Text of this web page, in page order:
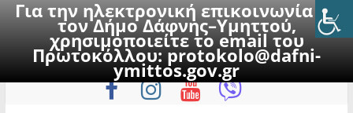
Για την ηλεκτρονική επικοινωνία με
τον Δήμο Δάφνης–Υμηττού,
χρησιμοποιείτε το email του
Πρωτοκόλλου:protokolo@dafni-
ymittos.gov.gr
to
Πέμπτη, 6 Αυγούστου 2026